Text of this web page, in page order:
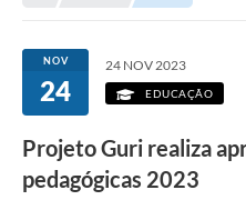
NOV
24
24 NOV 2023
EDUCAÇÃO
Projeto Guri realiza
pedagógicas 2023